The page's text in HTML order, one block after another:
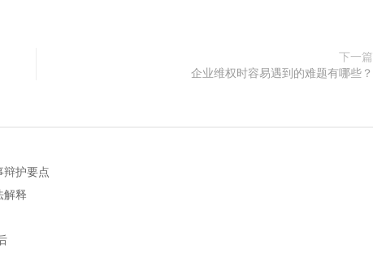
下一篇
企业维权时容易遇到的难题有哪些？
护要点
解释